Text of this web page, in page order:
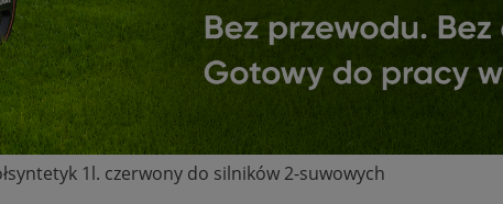
1l. czerwony do silników 2-suwowych